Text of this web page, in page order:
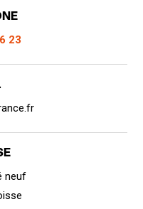
23
neuf